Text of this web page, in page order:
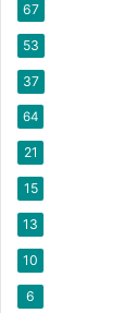
67
53
37
64
21
15
13
10
6